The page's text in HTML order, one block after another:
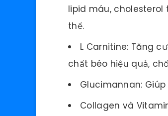
lipid máu,
thể.
L Carnitine: Tăng
chất béo hiệu quả,
Glucimannan:
Collagen và